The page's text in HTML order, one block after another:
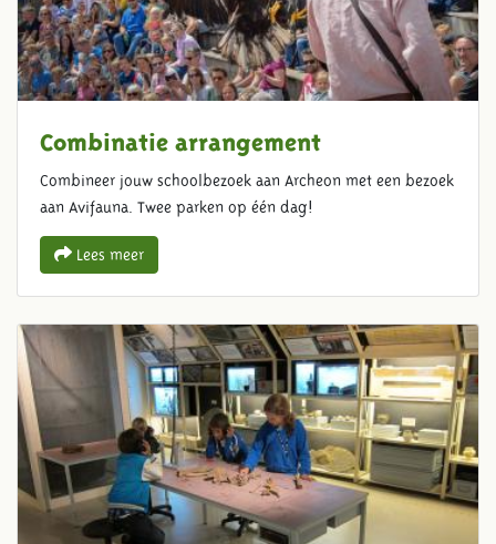
Combinatie arrangement
Combineer jouw schoolbezoek aan Archeon met een bezoek
aan Avifauna. Twee parken op één dag!
Lees meer